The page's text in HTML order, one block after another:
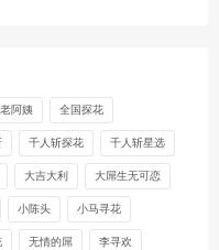
阿姨 全国探花
千人斩探花 千人斩星选
大吉大利 大屌生无可恋
小陈头 小马寻花
无情的屌 李寻欢